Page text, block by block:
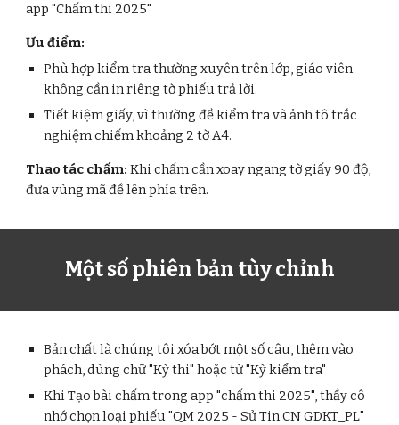
app "Chấm thi 2025"
Ưu điểm:
Phù hợp kiểm tra thường xuyên trên lớp, giáo viên
không cần in riêng tờ phiếu trả lời.
Tiết kiệm giấy, vì thường đề kiểm tra và ảnh tô trắc
nghiệm chiếm khoảng 2 tờ A4.
Thao tác chấm:Khi chấm cần xoay ngang tờ giấy 90 độ,
đưa vùng mã đề lên phía trên.
Một số phiên bản tùy chỉnh
Bản chất là chúng tôi xóa bớt một số câu, thêm vào
phách, dùng chữ "Kỳ thi" hoặc từ "Kỳ kiểm tra"
Khi Tạo bài chấm trong app "chấm thi 2025", thầy cô
nhớ chọn loại phiếu "QM 2025 -Sử Tin CN GDKT_PL"